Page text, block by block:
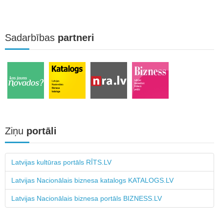
Sadarbības partneri
Ziņu portāli
Latvijas kultūras portāls RĪTS.LV
Latvijas Nacionālais biznesa katalogs KATALOGS.LV
Latvijas Nacionālais biznesa portāls BIZNESS.LV